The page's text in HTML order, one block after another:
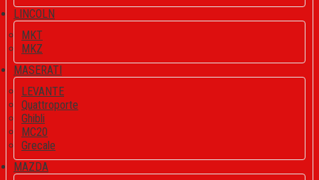
LINCOLN
MKT
MKZ
MASERATI
LEVANTE
Quattroporte
Ghibli
MC20
Grecale
MAZDA